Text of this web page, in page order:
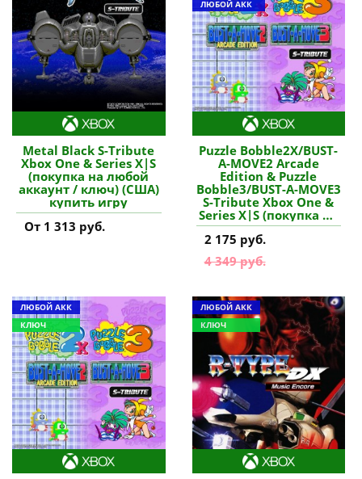
Metal Black S-Tribute
Xbox One & Series X|S
(покупка на любой
аккаунт / ключ) (США)
купить игру
От 1 313 руб.
ЛЮБОЙ АКК
Puzzle Bobble2X/BUST-
A-MOVE2 Arcade
Edition & Puzzle
Bobble3/BUST-A-MOVE3
S-Tribute Xbox One &
Series X|S (покупка на
любой аккаунт /
ключ) (Польша)
купить игру
2 175 руб.
4 349 руб.
ЛЮБОЙ АКК
КЛЮЧ
ЛЮБОЙ АКК
КЛЮЧ